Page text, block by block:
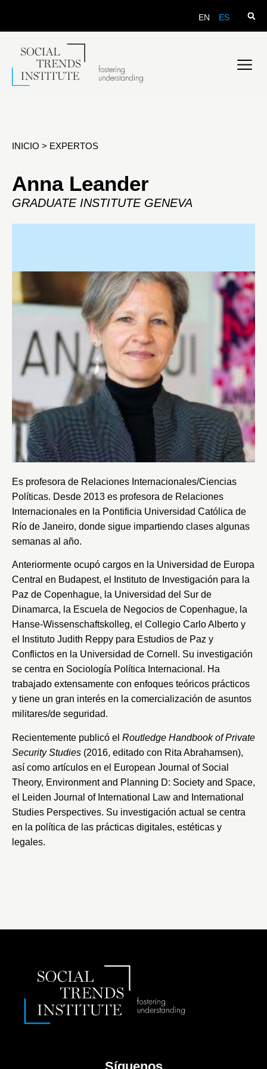
EN ES
INICIO > EXPERTOS
Anna Leander
GRADUATE INSTITUTE GENEVA
Es profesora de Relaciones Internacionales/Ciencias
Políticas. Desde 2013 es profesora de Relaciones
Internacionales en la Pontificia Universidad Católica de
Río de Janeiro, donde sigue impartiendo clases algunas
semanas al año.
Anteriormente ocupó cargos en la Universidad de Europa
Central en Budapest, el
Instituto de Investigación para la
Paz de Copenhague, la Universidad del Sur de
Dinamarca, la Escuela de Negocios de Copenhague, la
Hanse-Wissenschaftskolleg, el Collegio Carlo Alberto y
el
Instituto Judith Reppy para Estudios de Paz y
Conflictos en la Universidad de Cornell . Su investigación
se centra en Sociología Política Internacional. Ha
trabajado extensamente con enfoques teóricos prácticos
y tiene un gran interés en la comercialización de asuntos
militares/de seguridad.
Recientemente publicó el Routledge Handbook of Private
Security Studies (2016, editado con Rita Abrahamsen),
así como artículos en el European Journal of Social
Theory, Environment and Planning D: Society and Space,
el Leiden Journal of International Law and International
Studies Perspectives. Su investigación actual se centra
en la política de las prácticas digitales, estéticas y
legales.